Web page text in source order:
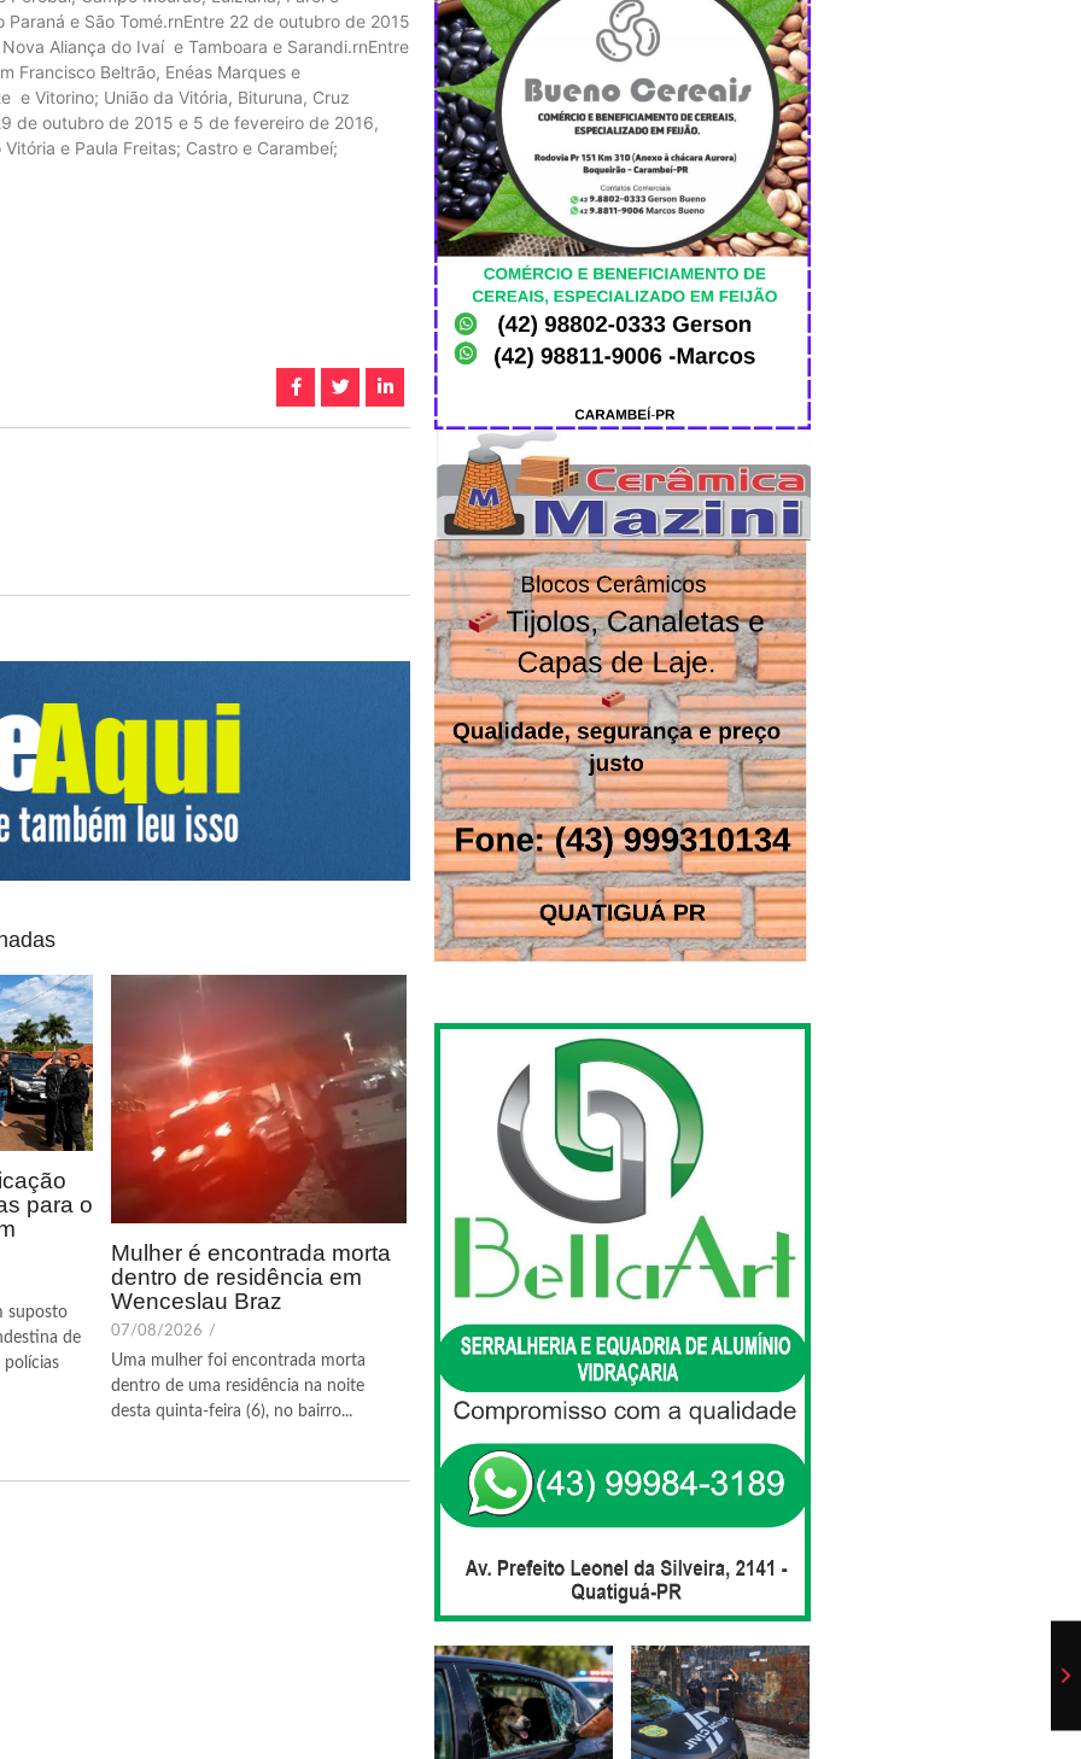
e São Tomé.rnEntre 22 de outubro de 2015
Aliança do Ivaí e Tamboara e Sarandi.rnEntre
Francisco Beltrão, Enéas Marques e
e Vitorino; União da Vitória, Bituruna, Cruz
de outubro de 2015 e 5 de fevereiro de 2016,
e Paula Freitas; Castro e Carambeí;
para o
suposto
de
polícias
Mulher é encontrada morta
dentro de residência em
Wenceslau Braz
07/08/2026 /
Uma mulher foi encontrada morta
dentro de uma residência na noite
desta quinta-feira (6), no bairro...